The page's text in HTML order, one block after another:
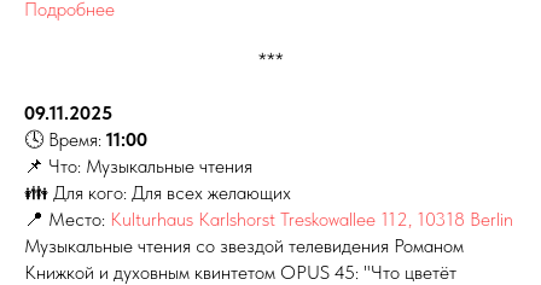
Подробнее
***
09.11.2025
🕓 Время: 11:00
📌 Что: Музыкальные чтения
👪 Для кого: Для всех желающих
📍 Место: Kulturhaus Karlshorst Treskowallee 112, 10318 Berlin
Музыкальные чтения со звездой телевидения Романом
Книжкой и духовным квинтетом OPUS 45: "Что цветёт